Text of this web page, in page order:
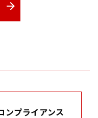
ンプライアンス